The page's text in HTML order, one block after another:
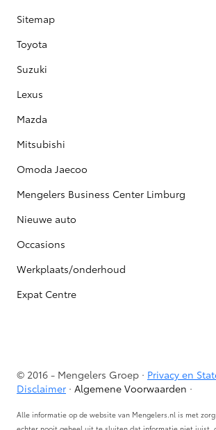
Sitemap
Toyota
Suzuki
Lexus
Mazda
Mitsubishi
Omoda Jaecoo
Mengelers Business Center Limburg
Nieuwe auto
Occasions
Werkplaats/onderhoud
Expat Centre
© 2016 - Mengelers Groep · Privacy en
Disclaimer · Algemene Voorwaarden ·
Alle informatie op de website van Mengelers.nl is met